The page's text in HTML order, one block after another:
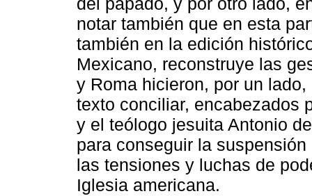
notar también que en esta
también en la edición
Mexicano, reconstruye las
y Roma hicieron, por un
texto conciliar, encabezados
y el teólogo jesuita Antonio
para conseguir la
las tensiones y luchas de
Iglesia americana.